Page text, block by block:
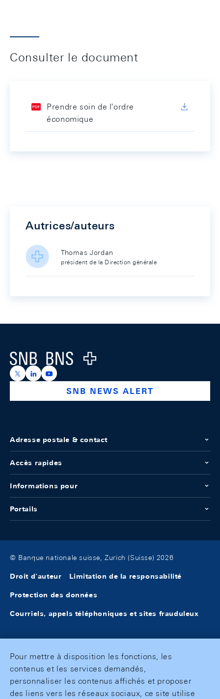
Consulter le document
Prendre soin de l'ordre
économique
Autrices/auteurs
Thomas Jordan
président de la Direction générale
Logo
https://x.com/snb_bns
https://ch.linkedin.com/company/swiss-national-
https://www.youtube.com/@swissnationalbank
SNB NEWS ALERT
Adresse postale & contact
Accès rapides
Informations pour
Portails
© Banque nationale suisse, Zurich (Suisse) 2026
Droit d'auteur Limitation de la responsabilité
Protection des données
Courriels, appels téléphoniques et sites frauduleux
Pour mettre à disposition les fonctions, les
contenus et les services demandés,
personnaliser les contenus affichés et proposer
des liens vers les réseaux sociaux, ce site utilise